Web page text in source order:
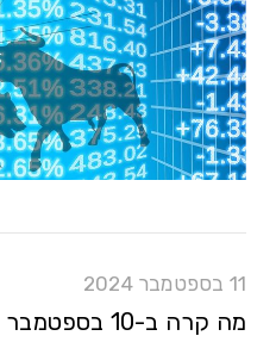
11 בספטמבר 2024
מה קרה ב-10 בספטמבר 2024 בבורסאות?